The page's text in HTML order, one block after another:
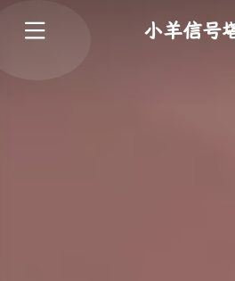
小羊信号